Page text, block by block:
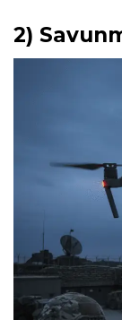
2)